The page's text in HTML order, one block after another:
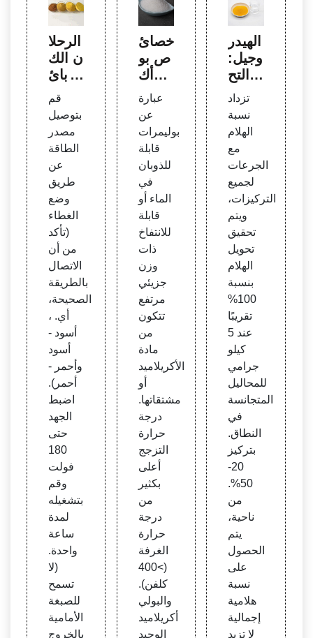
الرحلا
ن الك
هربائ
ي لهلا
م بول
ي أكر
يلاميد
اء): ال
مختبر
الافترا
ضي ل
لبيولو
جيا ال
جزيئي
لتكنو
لوجيا
الحيوي
ة واله
ندسة
الطبية
الحيوي
ة: أمر
يتا في
شوا
قم
بتوصيل
مصدر
الطاقة
عن
طريق
وضع
الغطاء
(تأكد
من أن
الاتصال
بالطريقة
الصحيحة،
أي. ،
أسود -
أسود
وأحمر -
أحمر).
اضبط
الجهد
حتى
180
فولت
وقم
بتشغيله
لمدة
ساعة
واحدة.
(لا
تسمح
للصبغة
الأمامية
بالخروج
خصائ
ص بو
لي أك
ريلامي
د
عبارة
عن
بوليمرات
قابلة
للذوبان
في
الماء أو
قابلة
للانتفاخ
ذات
وزن
جزيئي
مرتفع
تتكون
من
مادة
الأكريلاميد
أو
مشتقاتها.
درجة
حرارة
التزجج
أعلى
بكثير
من
درجة
حرارة
الغرفة
(>400
كلفن).
والبولي
أكريلاميد
الوحيد
الهيدر
وجيل:
التح
ضير و
التوص
يف وا
لتطبي
قات:
مراجع
ة - S
cienc
eDire
ct
تزداد
نسبة
الهلام
مع
الجرعات
لجميع
التركيزات،
ويتم
تحقيق
تحويل
الهلام
بنسبة
100%
تقريبًا
عند 5
كيلو
جرامي
للمحاليل
المتجانسة
في
النطاق.
بتركيز
20-
50%.
من
ناحية،
يتم
الحصول
على
نسبة
هلامية
إجمالية
لا تزيد